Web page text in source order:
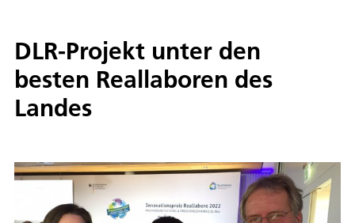
DLR-Projekt unter den
besten Reallaboren des
Landes